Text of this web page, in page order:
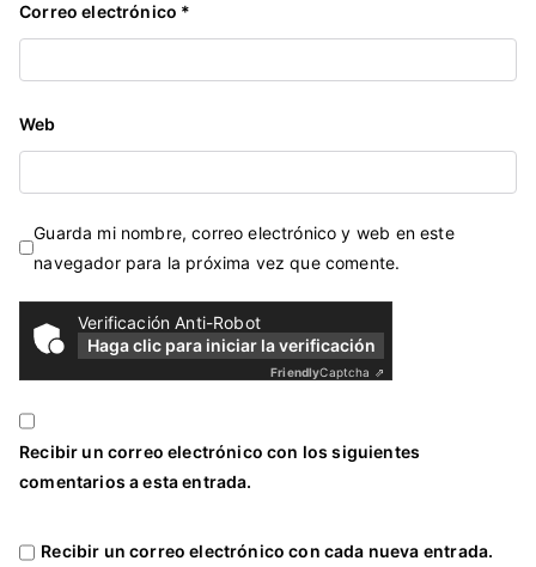
Correo electrónico *
Web
Guarda mi nombre, correo electrónico y web en este
navegador para la próxima vez que comente.
Verificación Anti-Robot
Haga clic para iniciar la verificación
FriendlyCaptcha ⇗
Recibir un correo electrónico con los siguientes
comentarios a esta entrada.
Recibir un correo electrónico con cada nueva entrada.